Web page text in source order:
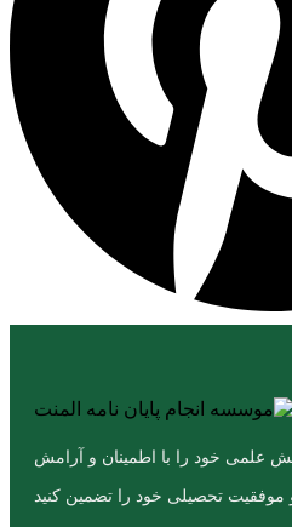
علمی خود را با اطمینان و آرامش